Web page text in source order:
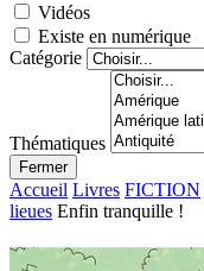
Vidéos
Existe en numérique
Catégorie
Thématiques
Fermer
Accueil Livres FICTION
lieues Enfin tranquille !